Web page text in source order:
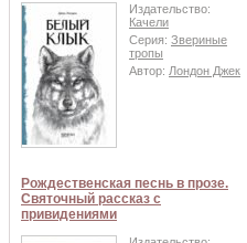
Издательство:
Качели
Серия: Звериные
тропы
Автор: Лондон Джек
Рождественская песнь в прозе.
Святочный рассказ с
привидениями